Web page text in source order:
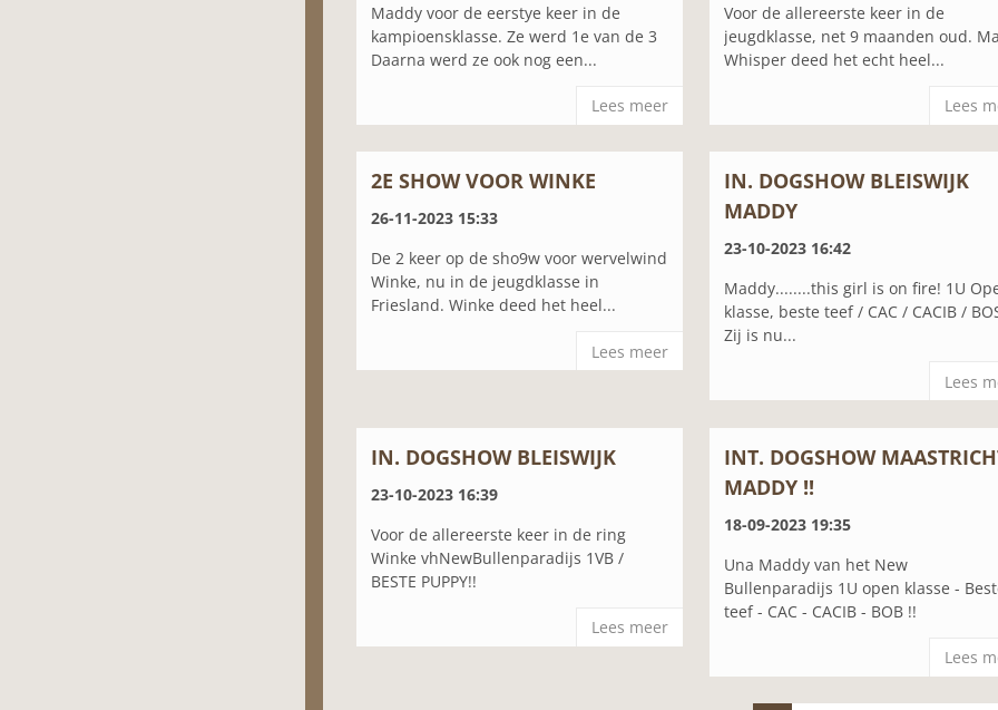
Maddy voor de eerstye keer in de
kampioensklasse. Ze werd 1e van de 3
Daarna werd ze ook nog een...
Lees meer
Voor de allereerste keer in de
jeugdklasse, net 9 maanden oud.
Whisper deed het echt heel...
Lees
2E SHOW VOOR WINKE
26-11-2023 15:33
De 2 keer op de sho9w voor wervelwind
Winke, nu in de jeugdklasse in
Friesland. Winke deed het heel...
Lees meer
IN. DOGSHOW BLEISWIJK
MADDY
23-10-2023 16:42
Maddy........this girl is on fire! 1U
klasse, beste teef / CAC / CACIB /
Zij is nu...
Lees
IN. DOGSHOW BLEISWIJK
23-10-2023 16:39
Voor de allereerste keer in de ring
Winke vhNewBullenparadijs 1VB /
BESTE PUPPY!!
Lees meer
INT. DOGSHOW
MADDY !!
18-09-2023 19:35
Una Maddy van het New
Bullenparadijs 1U open klasse -
teef - CAC - CACIB - BOB !!
Lees